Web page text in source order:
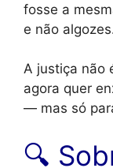
fosse a
e não
A justiça não
agora quer
— mas só
🔍